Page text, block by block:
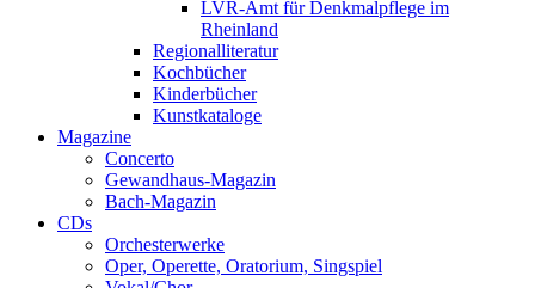
LVR-Amt für Denkmalpflege im
Rheinland
Regionalliteratur
Kochbücher
Kinderbücher
Kunstkataloge
Magazine
Concerto
Gewandhaus-Magazin
Bach-Magazin
CDs
Orchesterwerke
Oper, Operette, Oratorium, Singspiel